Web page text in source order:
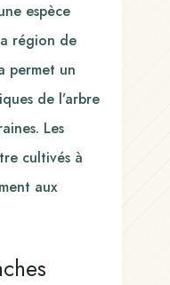
espèce
région de
permet un
de l’arbre
Les
cultivés à
aux